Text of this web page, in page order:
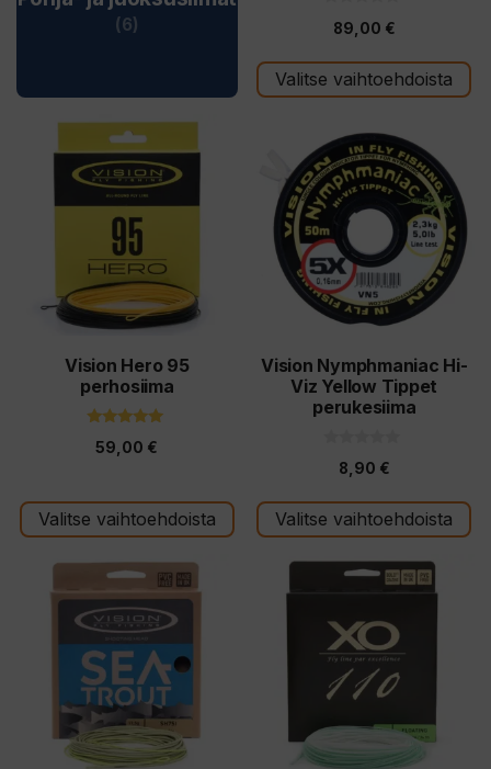
(6)
s
t
ä
89,00 €
Valitse vaihtoehdoista
Vision Hero 95
perhosiima
5:stä
59,00 €
Valitse vaihtoehdoista
tuotteella
muunnelma.
tehdä
tuotteen
Vision Nymphmaniac Hi-
Viz Yellow Tippet
perukesiima
s
t
ä
8,90 €
Valitse vaihtoehdoista
tuotteella
useampi
muunnelma.
Voit
tuotteen
sivulla.
Tällä
tuotteella
useampi
muunnelma.
tehdä
Tällä
tuotteella
useampi
muunnelma.
tehdä